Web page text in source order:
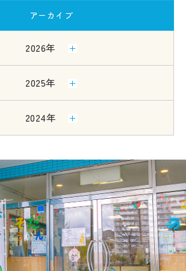
アーカイブ
2026年
2025年
2024年